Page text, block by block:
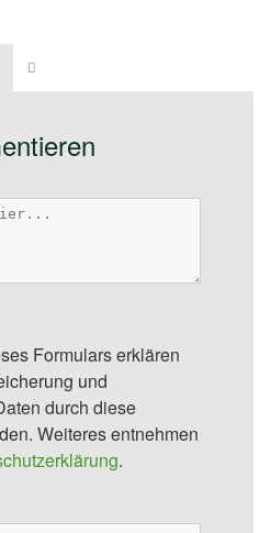
Formulars erklären
und
durch diese
Weiteres entnehmen
.